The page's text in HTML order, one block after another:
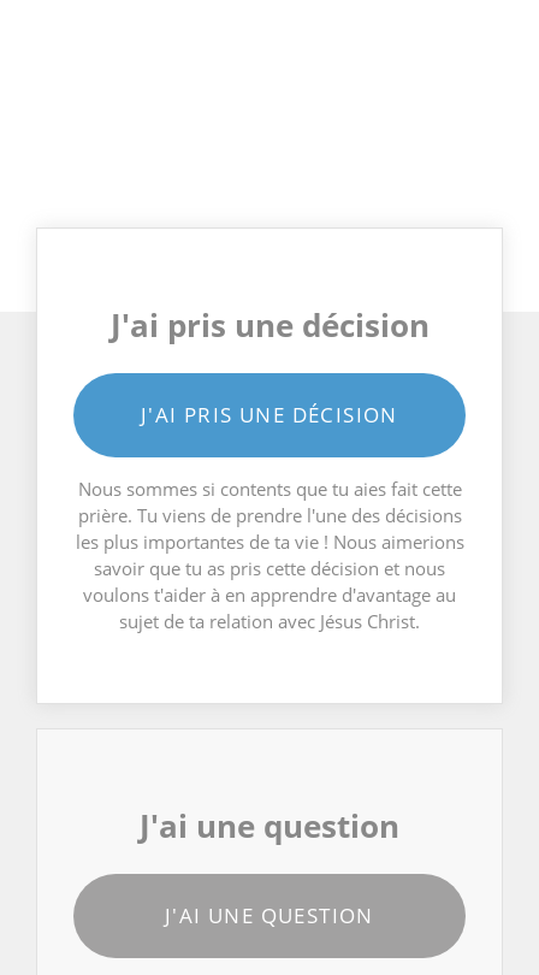
J'ai pris une décision
J'AI PRIS UNE DÉCISION
Nous sommes si contents que tu aies fait cette
prière. Tu viens de prendre l'une des décisions
les plus importantes de ta vie ! Nous aimerions
savoir que tu as pris cette décision et nous
voulons t'aider à en apprendre d'avantage au
sujet de ta relation avec Jésus Christ.
J'ai une question
J'AI UNE QUESTION